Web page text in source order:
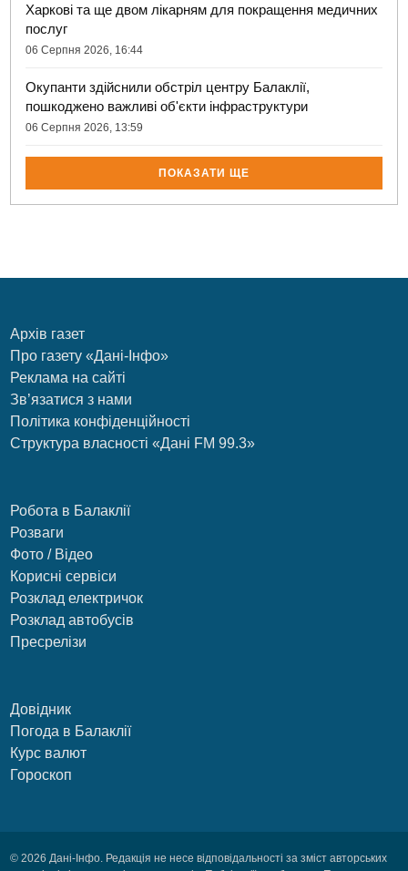
Харкові та ще двом лікарням для покращення медичних
послуг
06 Серпня 2026, 16:44
Окупанти здійснили обстріл центру Балаклії,
пошкоджено важливі об'єкти інфраструктури
06 Серпня 2026, 13:59
ПОКАЗАТИ ЩЕ
Архів газет
Про газету «Дані-Інфо»
Реклама на сайті
Зв’язатися з нами
Політика конфіденційності
Структура власності «Дані FM 99.3»
Робота в Балаклії
Розваги
Фото / Відео
Корисні сервіси
Розклад електричок
Розклад автобусів
Пресрелізи
Довідник
Погода в Балаклії
Курс валют
Гороскоп
© 2026 Дані-Інфо. Редакція не несе відповідальності за зміст авторських